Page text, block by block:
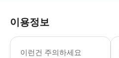
이용정보
이런건 주의하세요